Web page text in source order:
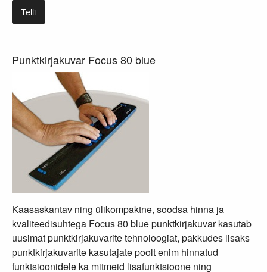
Telli
Punktkirjakuvar Focus 80 blue
Kaasaskantav ning ülikompaktne, soodsa hinna ja
kvaliteedisuhtega Focus 80 blue punktkirjakuvar kasutab
uusimat punktkirjakuvarite tehnoloogiat, pakkudes lisaks
punktkirjakuvarite kasutajate poolt enim hinnatud
funktsioonidele ka mitmeid lisafunktsioone ning